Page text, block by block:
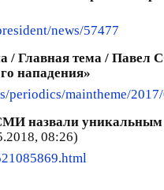
news/57477
/ Главная тема / Павел
нападения»
periodics/maintheme/
назвали уникальным
08:26)